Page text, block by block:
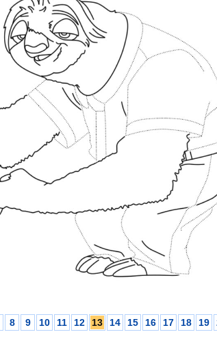
8 9 10 11 12 13 14 15 16 17 18 19